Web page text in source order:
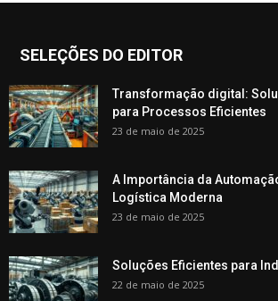
SELEÇÕES DO EDITOR
Transformação digital:
para Processos Eficientes
23 de maio de 2025
A Importância da
Logística Moderna
23 de maio de 2025
Soluções Eficientes para
22 de maio de 2025